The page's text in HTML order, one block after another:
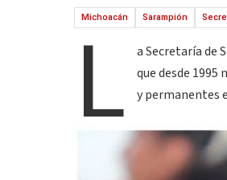
Michoacán Sarampión
L
a Secretaría de
que desde
y permanentes